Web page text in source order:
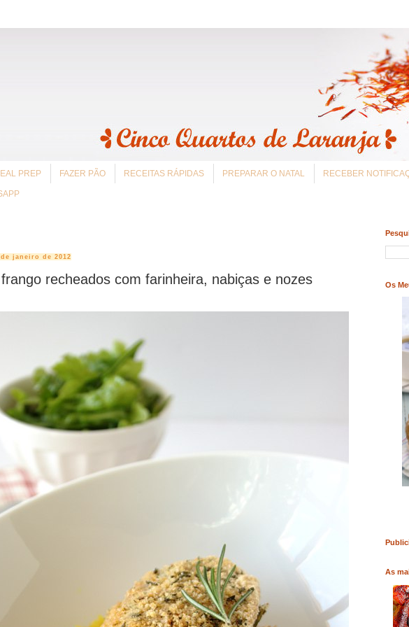
PREP FAZER PÃO RECEITAS RÁPIDAS PREPARAR O NATAL RECEBER
janeiro de 2012
recheados com farinheira, nabiças e nozes Os
COMPRAR LIVRO
As